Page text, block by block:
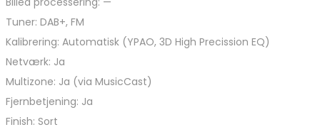
Tuner: DAB+, FM
Kalibrering: Automatisk (YPAO, 3D High Precission EQ)
Netværk: Ja
Multizone: Ja (via MusicCast)
Fjernbetjening: Ja
Finish: Sort